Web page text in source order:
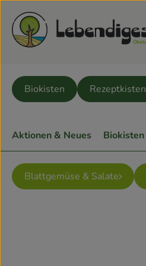
Biokisten Rezeptkisten
Aktionen & Neues Biokisten
Blattgemüse & Salate